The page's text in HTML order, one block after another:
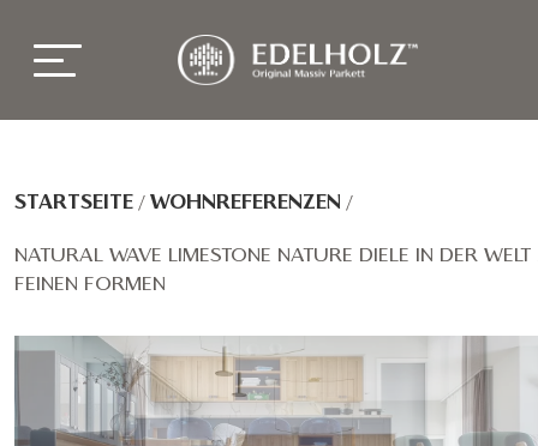
STARTSEITE / WOHNREFERENZEN /
NATURAL WAVE LIMESTONE NATURE DIELE IN DER WELT
FEINEN FORMEN